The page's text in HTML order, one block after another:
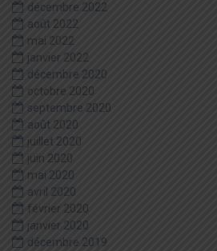
décembre 2022
août 2022
mai 2022
janvier 2022
décembre 2020
octobre 2020
septembre 2020
août 2020
juillet 2020
juin 2020
mai 2020
avril 2020
février 2020
janvier 2020
décembre 2019